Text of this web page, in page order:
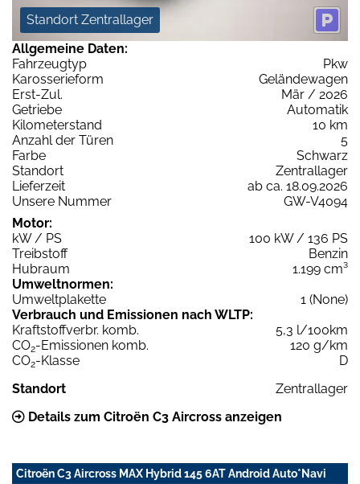
Standort Zentrallager
Allgemeine Daten:
Fahrzeugtyp
Pkw
Karosserieform
Geländewagen
Erst-Zul.
Mär / 2026
Getriebe
Automatik
Kilometerstand
10 km
Anzahl der Türen
5
Farbe
Schwarz
Standort
Zentrallager
Lieferzeit
ab ca. 18.09.2026
Unsere Nummer
GW-V4094
Motor:
kW / PS
100 kW / 136 PS
Treibstoff
Benzin
Hubraum
1.199 cm³
Umweltnormen:
Umweltplakette
1 (None)
Verbrauch und Emissionen nach WLTP:
Kraftstoffverbr. komb.
5,3 l/100km
CO2-Emissionen komb.
120 g/km
CO2-Klasse
D
Standort
Zentrallager
Details zum Citroën C3 Aircross anzeigen
Citroën C3 Aircross MAX Hybrid 145 6AT Android Auto*Navi